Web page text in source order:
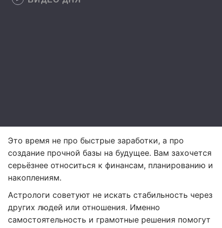
Это время не про быстрые заработки, а про
создание прочной базы на будущее. Вам захочется
серьёзнее относиться к финансам, планированию и
накоплениям.
Астрологи советуют не искать стабильность через
других людей или отношения. Именно
самостоятельность и грамотные решения помогут